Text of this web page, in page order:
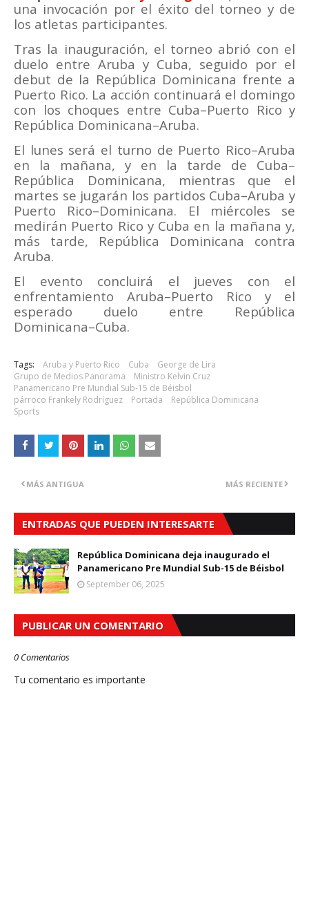
una invocación por el éxito del torneo y de
los atletas participantes.
Tras la inauguración, el torneo abrió con el
duelo entre Aruba y Cuba, seguido por el
debut de la República Dominicana frente a
Puerto Rico. La acción continuará el domingo
con los choques entre Cuba–Puerto Rico y
República Dominicana–Aruba.
El lunes será el turno de Puerto Rico–Aruba
en la mañana, y en la tarde de Cuba–
República Dominicana, mientras que el
martes se jugarán los partidos Cuba–Aruba y
Puerto Rico–Dominicana. El miércoles se
medirán Puerto Rico y Cuba en la mañana y,
más tarde, República Dominicana contra
Aruba.
El evento concluirá el jueves con el
enfrentamiento Aruba–Puerto Rico y el
esperado duelo entre República
Dominicana–Cuba.
Tags: Aruba y Puerto Rico Cuba
George de Lira
Grupo de Medios Panorama
Ministro Kelvin Cruz
Panamericano Pre Mundial Sub-15 de Béisbol
párroco Frankely Rodríguez
Portada
República Dominicana
Sports
MÁS RECIENTE
MÁS ANTIGUA
ENTRADAS QUE PUEDEN INTERESARTE
República Dominicana deja inaugurado el
Panamericano Pre Mundial Sub-15 de Béisbol
September 06, 2025
PUBLICAR UN COMENTARIO
0 Comentarios
Tu comentario es importante